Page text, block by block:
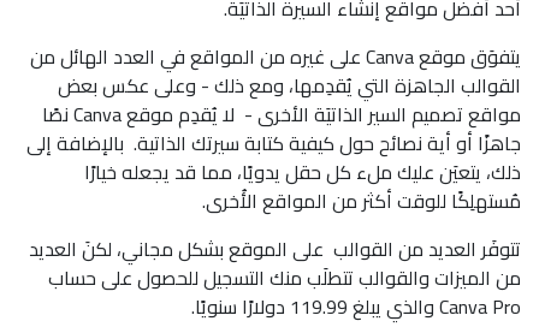
أحد أفضل مواقع إنشاء السيرة الذاتيَة.
يتفوَق موقع Canva على غيره من المواقع في العدد الهائل من
القوالب الجاهزة التي يُقدِمها، ومع ذلك - وعلى عكس بعض
مواقع تصميم السير الذاتيَة الأخرى - لا يُقدِم موقع Canva نصًا
جاهزًا أو أية نصائح حول كيفية كتابة سيرتك الذاتية. بالإضافة إلى
ذلك، يتعيَن عليك ملء كل حقل يدويًا، مما قد يجعله خيارًا
مُستهلِكًا للوقت أكثر من المواقع الأُخرى.
تتوفَر العديد من القوالب على الموقع بشكل مجاني، لكنَ العديد
من الميزات والقوالب تتطلَب منك التسجيل للحصول على حساب
Canva Pro والذي يبلغ 119.99 دولارًا سنويًا.